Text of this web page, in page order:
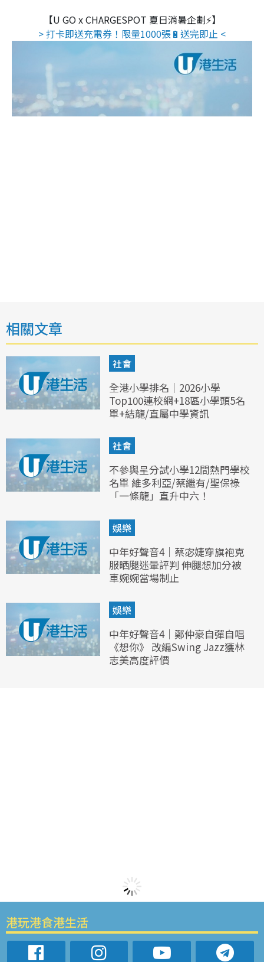
【U GO x CHARGESPOT 夏日消暑企劃⚡】
> 打卡即送充電券！限量1000張🔋送完即止 <
相關文章
社會
全港小學排名｜2026小學
Top100連校網+18區小學頭5名
單+結龍/直屬中學資訊
社會
不參與呈分試小學12間熱門學校
名單 維多利亞/蔡繼有/聖保祿
「一條龍」直升中六！
娛樂
中年好聲音4｜蔡宓婕穿旗袍克
服晒腿迷暈評判 伸腿想加分被
車婉婉當場制止
娛樂
中年好聲音4｜鄭仲豪自彈自唱
《想你》 改編Swing Jazz獲林
志美高度評價
港玩港食港生活